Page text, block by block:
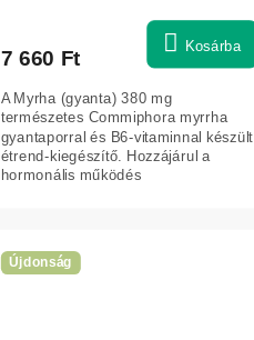
7 660 Ft Kosárba
A Myrha (gyanta) 380 mg
természetes Commiphora myrrha
gyantaporral és B6-vitaminnal készült
étrend-kiegészítő. Hozzájárul a
hormonális működés
Újdonság